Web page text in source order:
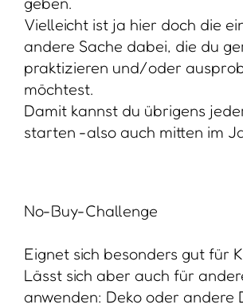
Vielleicht ist ja hier doch die
andere Sache dabei, die du
praktizieren und/oder
möchtest.
Damit kannst du übrigens
starten -also auch mitten im
No-Buy-Challenge
Eignet sich besonders gut für
Lässt sich aber auch für
anwenden: Deko oder andere